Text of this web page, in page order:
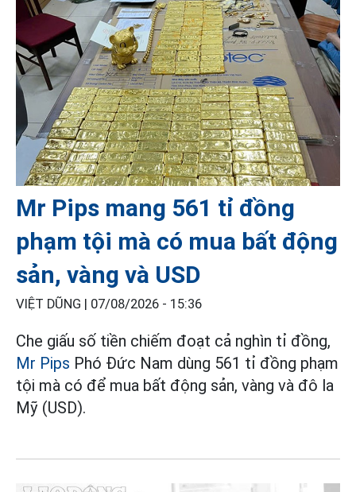
Mr Pips mang 561 tỉ đồng
phạm tội mà có mua bất động
sản, vàng và USD
VIỆT DŨNG | 07/08/2026 - 15:36
Che giấu số tiền chiếm đoạt cả nghìn tỉ đồng,
Mr Pips Phó Đức Nam dùng 561 tỉ đồng phạm
tội mà có để mua bất động sản, vàng và đô la
Mỹ (USD).